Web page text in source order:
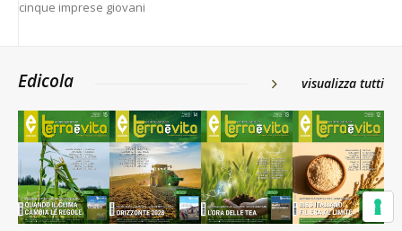
cinque imprese giovani
Edicola visualizza tutti